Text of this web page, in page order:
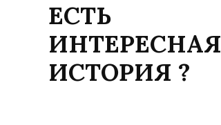
ЕСТЬ
ИНТЕРЕСНАЯ
ИСТОРИЯ ?